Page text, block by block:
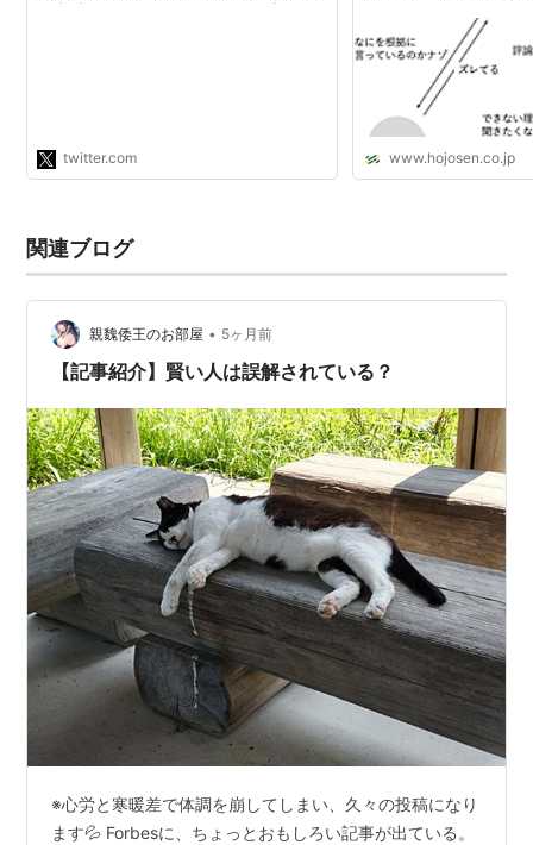
twitter.com www.hojosen.co.jp
関連ブログ
親魏倭王のお部屋 • 5ヶ月前
【記事紹介】賢い人は誤解されている？
※心労と寒暖差で体調を崩してしまい、久々の投稿になり
ます💦 Forbesに、ちょっとおもしろい記事が出ている。